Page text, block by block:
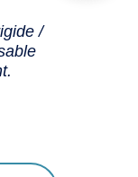
/